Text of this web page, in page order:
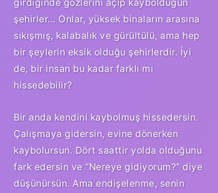
şehirler… Onlar, yüksek binaların arasına
sıkışmış, kalabalık ve gürültülü, ama hep
bir şeylerin eksik olduğu şehirlerdir. İyi
de, bir insan bu kadar farklı mı
hissedebilir?
Bir anda kendini kaybolmuş hissedersin.
Çalışmaya gidersin, evine dönerken
kaybolursun. Dört saattir yolda olduğunu
fark edersin ve “Nereye gidiyorum?” diye
düşünürsün. Ama endişelenme, senin